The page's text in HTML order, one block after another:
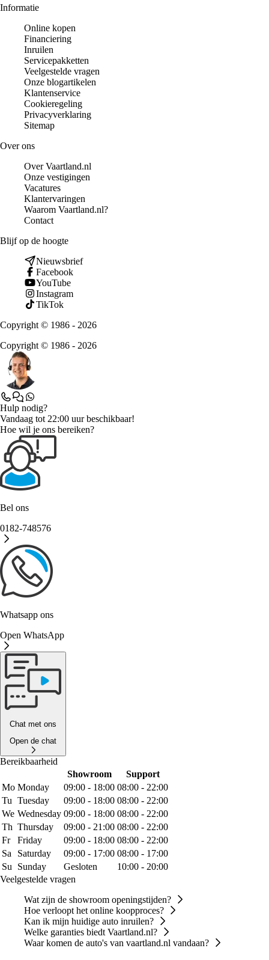
Informatie
Online kopen
Financiering
Inruilen
Servicepakketten
Veelgestelde vragen
Onze blogartikelen
Klantenservice
Cookieregeling
Privacyverklaring
Sitemap
Over ons
Over Vaartland.nl
Onze vestigingen
Vacatures
Klantervaringen
Waarom Vaartland.nl?
Contact
Blijf op de hoogte
Nieuwsbrief
Facebook
YouTube
Instagram
TikTok
Copyright © 1986 - 2026
Copyright © 1986 - 2026
Hulp nodig?
Vandaag tot 22:00 uur beschikbaar!
Hoe wil je ons bereiken?
Bel ons
0182-748576
Whatsapp ons
Open WhatsApp
Chat met ons
Open de chat
Bereikbaarheid
Showroom
Support
Mo Monday 09:00 - 18:00 08:00 - 22:00
Tu Tuesday 09:00 - 18:00 08:00 - 22:00
We Wednesday 09:00 - 18:00 08:00 - 22:00
Th Thursday 09:00 - 21:00 08:00 - 22:00
Fr
Friday 09:00 - 18:00 08:00 - 22:00
Sa
Saturday 09:00 - 17:00 08:00 - 17:00
Su
Sunday Gesloten
10:00 - 20:00
Veelgestelde vragen
Wat zijn de showroom openingstijden?
Hoe verloopt het online koopproces?
Kan ik mijn huidige auto inruilen?
Welke garanties biedt Vaartland.nl?
Waar komen de auto's van vaartland.nl vandaan?